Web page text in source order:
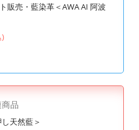
販売・藍染革＜AWA AI 阿波
品
天然藍＞